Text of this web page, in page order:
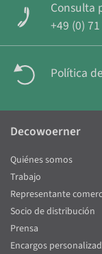
Consulta
+49 (0)
Política
Decowoerner
Quiénes somos
Trabajo
Representante
Socio de distribución
Prensa
Encargos